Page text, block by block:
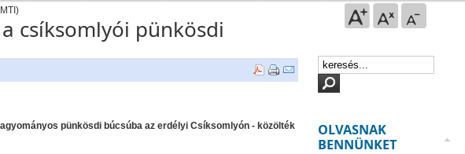
csíksomlyói pünkösdi
pünkösdi búcsúba az erdélyi Csíksomlyón - közölték
OLVASNAK
BENNÜNKET